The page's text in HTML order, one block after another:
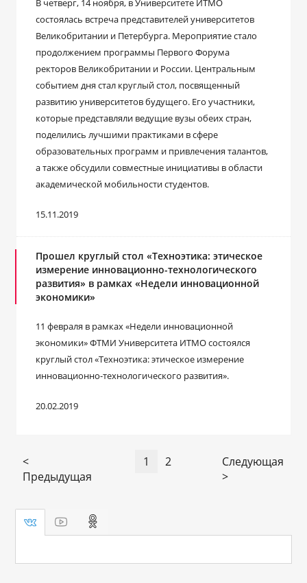
В четверг, 14 ноября, в Университете ИТМО
состоялась встреча представителей университетов
Великобритании и Петербурга. Мероприятие стало
продолжением программы Первого Форума
ректоров Великобритании и России. Центральным
событием дня стал круглый стол, посвященный
развитию университетов будущего. Его участники,
которые представляли ведущие вузы обеих стран,
поделились лучшими практиками в сфере
образовательных программ и привлечения талантов,
а также обсудили совместные инициативы в области
академической мобильности студентов.
15.11.2019
Прошел круглый стол «Техноэтика: этическое
измерение инновационно-технологического
развития» в рамках «Недели инновационной
экономики»
11 февраля в рамках «Недели инновационной
экономики» ФТМИ Университета ИТМО состоялся
круглый стол «Техноэтика: этическое измерение
инновационно-технологического развития».
20.02.2019
<
Предыдущая
1 2
Следующая
>